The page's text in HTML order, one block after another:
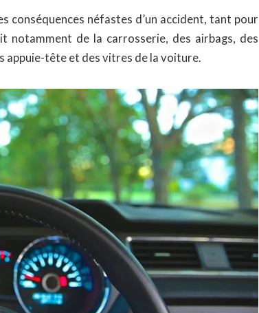
conséquences néfastes d’un accident, tant pour
notamment de la carrosserie, des airbags, des
appuie-tête et des vitres de la voiture.